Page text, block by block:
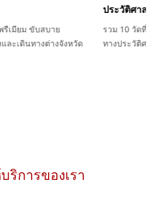
องวางเท่าไหร่ ใช้เพื่ออะไร คืนเมื่อ
ดจำ พร้อมคำแนะนำก่อนเช่ารถกับ
ริการของเรา